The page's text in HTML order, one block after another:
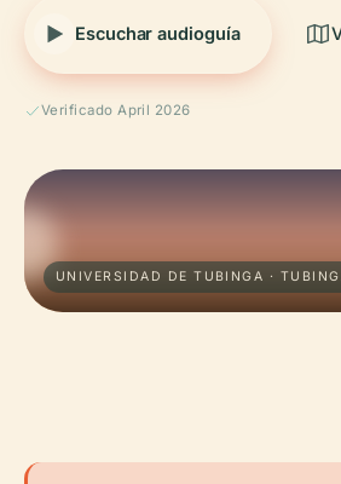
Escuchar audioguía
Verificado April 2026
UNIVERSIDAD DE TUBINGA ·